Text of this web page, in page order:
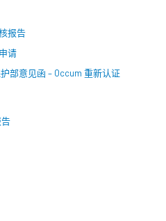
报告
请
部意见函 – Occum 重新认证